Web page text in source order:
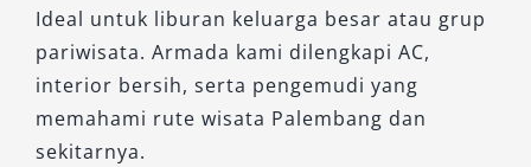
Ideal untuk liburan keluarga besar atau grup
pariwisata. Armada kami dilengkapi AC,
interior bersih, serta pengemudi yang
memahami rute wisata Palembang dan
sekitarnya.